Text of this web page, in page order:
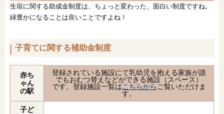
生垣に関する助成金制度は、ちょっと変わった、面白い制度ですね。
緑豊かになることは良いことですよね！
子育てに関する補助金制度
赤ち
ゃん
の駅
登録されている施設にて乳幼児を抱える家族が誰
でもおむつ替えなどができる施設（スペース）
です。登録施設一覧はこちらから ご覧いただけま
す。
子ど